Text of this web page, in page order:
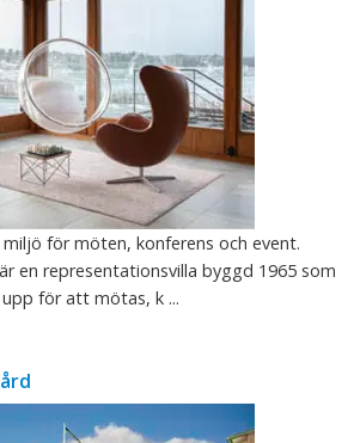
för möten, konferens och event.
en representationsvilla byggd 1965 som
för att mötas, k ...